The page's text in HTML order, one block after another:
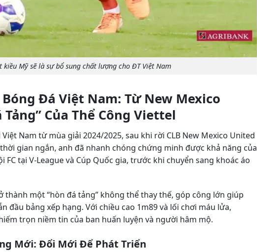
kiều Mỹ sẽ là sự bổ sung chất lượng cho ĐT Việt Nam
Đá Việt Nam: Từ New Mexico
Của Thể Công Viettel
Nam từ mùa giải 2024/2025, sau khi rời CLB New Mexico United
gian ngắn, anh đã nhanh chóng chứng minh được khả năng của
FC tại V-League và Cúp Quốc gia, trước khi chuyển sang khoác áo
thành một “hòn đá tảng” không thể thay thế, góp công lớn giúp
đầu bảng xếp hạng. Với chiều cao 1m89 và lối chơi máu lửa,
trọn niềm tin của ban huấn luyện và người hâm mộ.
Mới: Đổi Mới Để Phát Triển